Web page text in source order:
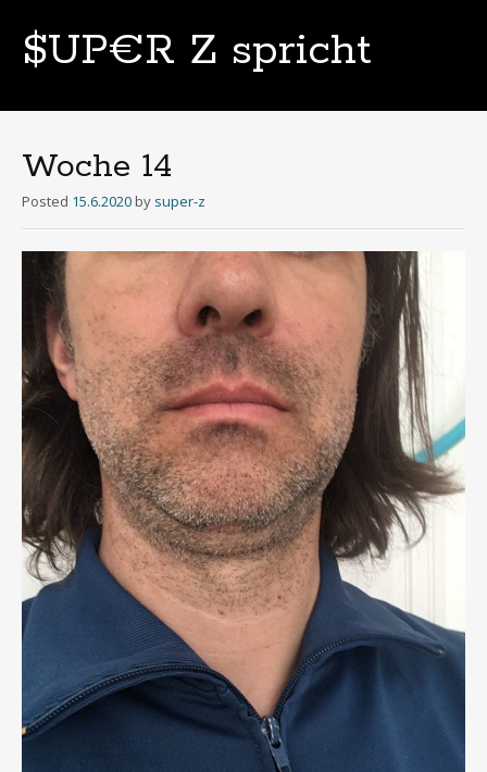
$UP€R Z spricht
Woche 14
Posted 15.6.2020 by super-z